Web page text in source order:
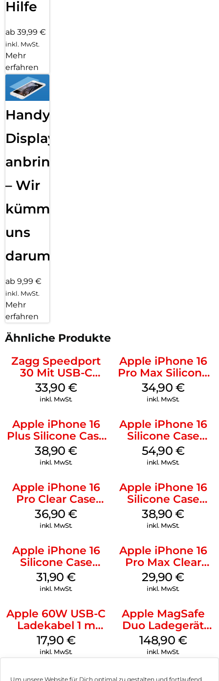
Um unsere Website für Dich optimal zu gestalten und fortlaufend
Hilfe
ab 39,99 €
inkl. MwSt.
Mehr
erfahren
Handy
Displayfolie
anbringen
– Wir
kümmern
uns
darum!
ab 9,99 €
inkl. MwSt.
Mehr
erfahren
Ähnliche Produkte
Zagg Speedport
30 Mit USB-C
Kabel Weiß
33,90 €
inkl. MwSt.
Apple iPhone 16
Pro Max Silicone
Case MagSafe
Denim
34,90 €
inkl. MwSt.
Apple iPhone 16
Plus Silicone Case
MagSafe Denim
38,90€
inkl. MwSt.
Apple iPhone 16
Silicone Case
MagSafe Lake
Green
54,90 €
inkl. MwSt.
Apple iPhone 16
Pro Clear Case
MagSafe
Transparent
36,90€
inkl. MwSt.
Apple iPhone 16
Silicone Case
MagSafe
Ultramarine
38,90€
inkl. MwSt.
Apple iPhone 16
Silicone Case
MagSafe Fuchsia
31,90€
inkl. MwSt.
Apple iPhone 16
Pro Max Clear
Case MagSafe
Transparent
29,90€
inkl. MwSt.
Apple 60W USB-C
Ladekabel 1 m
Weiß
17,90 €
inkl. MwSt.
Apple MagSafe
Duo Ladegerät
Weiß
148,90 €
inkl. MwSt.